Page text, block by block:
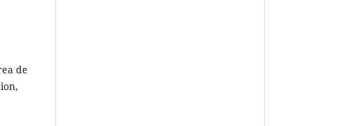
de